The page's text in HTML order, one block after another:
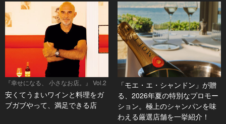
『幸せになる、 小さなお店。』 Vol.2
安くてうまいワインと料理をガ
ブガブやって、満足できる店
「モエ・エ・シャンドン」が贈
る、2026年夏の特別なプロモー
ション。極上のシャンパンを味
わえる厳選店舗を一挙紹介！